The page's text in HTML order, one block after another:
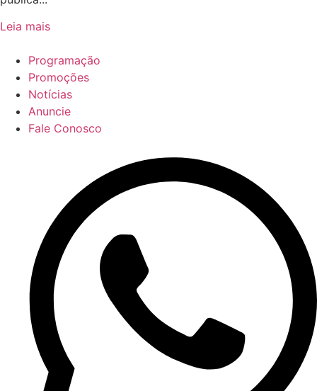
Leia mais
Programação
Promoções
Notícias
Anuncie
Fale Conosco